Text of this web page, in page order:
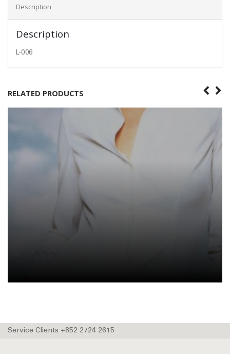
Description
Description
L-006
RELATED PRODUCTS
Service Clients +852 2724 2615